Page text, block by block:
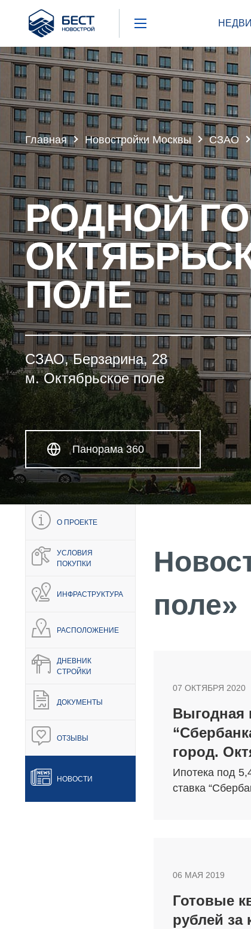
Бест
Новострой
НЕДВИЖИМОСТЬ
Коммерческая недвижимость
Заявка на подбор квартиры
Главная Новостройки Москвы СЗАО
РОДНОЙ
ПОЛЕ
СЗАО, Берзарина, 28
м. Октябрьское поле
Панорама 360
О ПРОЕКТЕ
УСЛОВИЯ
ПОКУПКИ
ИНФРАСТРУКТУРА
РАСПОЛОЖЕНИЕ
ДНЕВНИК
СТРОЙКИ
ДОКУМЕНТЫ
ОТЗЫВЫ
НОВОСТИ
поле»
07 ОКТЯБРЯ 2020
Выгодная
город.
Ипотека под
ставка
06 МАЯ 2019
Готовые
рублей за